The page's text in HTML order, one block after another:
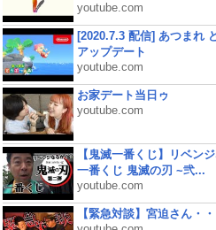
youtube.com
[2020.7.3 配信] あつまれ
アップデート
youtube.com
お家デート当日ゥ
youtube.com
【鬼滅一番くじ】リベン
一番くじ 鬼滅の刃 ~弐...
youtube.com
【緊急対談】宮迫さん・